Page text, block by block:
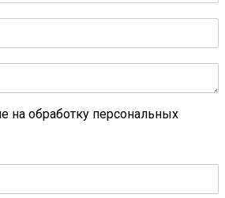
на обработку персональных